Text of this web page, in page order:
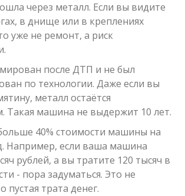
через металл. Если вы видите
в днище или в креплениях
уже не ремонт, а риск
после ДТП и не был
по технологии. Даже если вы
металл остаётся
Такая машина не выдержит 10 лет.
40% стоимости машины на
Например, если ваша машина
рублей, а вы тратите 120 тысяч в
- пора задуматься. Это не
пустая трата денег.